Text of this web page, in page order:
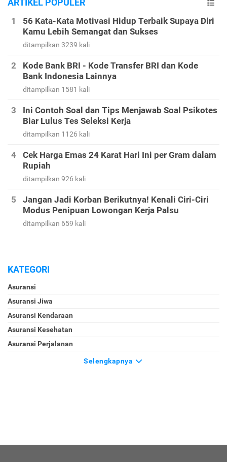
56 Kata-Kata Motivasi Hidup Terbaik Supaya Diri
Kamu Lebih Semangat dan Sukses
ditampilkan 3239 kali
Kode Bank BRI - Kode Transfer BRI dan Kode
Bank Indonesia Lainnya
ditampilkan 1581 kali
Ini Contoh Soal dan Tips Menjawab Soal Psikotes
Biar Lulus Tes Seleksi Kerja
ditampilkan 1126 kali
Cek Harga Emas 24 Karat Hari Ini per Gram dalam
Rupiah
ditampilkan 926 kali
Jangan Jadi Korban Berikutnya! Kenali Ciri-Ciri
Modus Penipuan Lowongan Kerja Palsu
ditampilkan 659 kali
KATEGORI
Asuransi
Asuransi Jiwa
Asuransi Kendaraan
Asuransi Kesehatan
Asuransi Perjalanan
Selengkapnya